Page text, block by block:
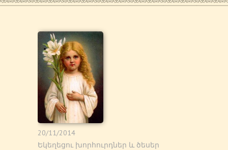
20/11/2014
Եկեղեցու խորհուրդներ և ծեսեր